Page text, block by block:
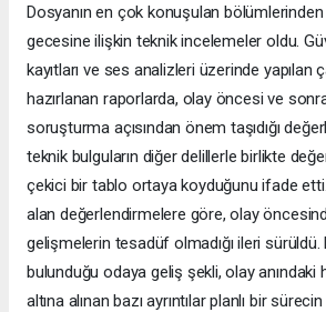
Dosyanın en çok konuşulan
gecesine ilişkin teknik incelemeler oldu.
kayıtları ve ses analizleri üzerinde yapılan
hazırlanan raporlarda, olay öncesi ve
soruşturma açısından önem taşıdığı
teknik bulguların diğer delillerle birlikte
çekici bir tablo ortaya koyduğunu ifade
alan değerlendirmelere göre, olay
gelişmelerin tesadüf olmadığı ileri
bulunduğu odaya geliş şekli, olay anındaki
altına alınan bazı ayrıntılar planlı bir